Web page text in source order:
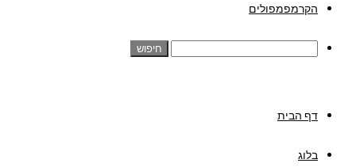
הקרמפמפולים
דף הבית
בלוג